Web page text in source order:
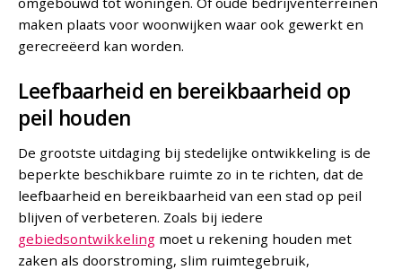
maken plaats voor woonwijken waar ook gewerkt en
gerecreëerd kan worden.
Leefbaarheid en bereikbaarheid op
peil houden
De grootste uitdaging bij stedelijke ontwikkeling is de
beperkte beschikbare ruimte zo in te richten, dat de
leefbaarheid en bereikbaarheid van een stad op peil
blijven of verbeteren. Zoals bij iedere
gebiedsontwikkeling moet u rekening houden met
zaken als doorstroming, slim ruimtegebruik,